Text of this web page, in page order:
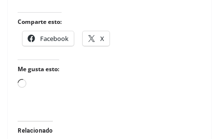
Comparte esto:
Facebook X
Me gusta esto:
Loading…
Relacionado